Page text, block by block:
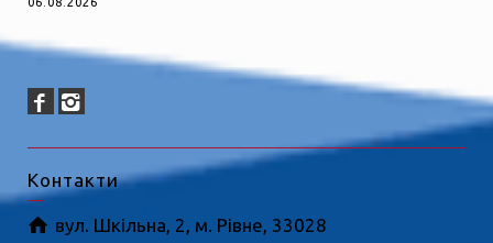
06.08.2026
Контакти
вул. Шкільна, 2, м. Рівне, 33028